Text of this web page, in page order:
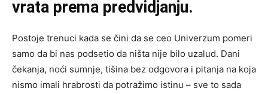
vrata prema predvidjanju.
Postoje trenuci kada se čini da se ceo Univerzum pomeri
samo da bi nas podsetio da ništa nije bilo uzalud. Dani
čekanja, noći sumnje, tišina bez odgovora i pitanja na koja
nismo imali hrabrosti da potražimo istinu – sve to sada